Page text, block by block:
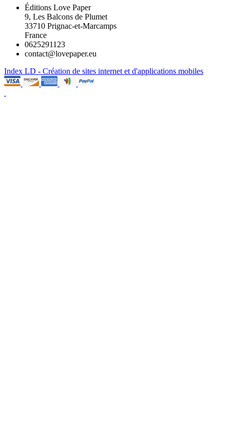
Éditions Love Paper
9, Les Balcons de Plumet
33710 Prignac-et-Marcamps
France
0625291123
contact@lovepaper.eu
Index LD - Création de sites internet et d'applications mobiles